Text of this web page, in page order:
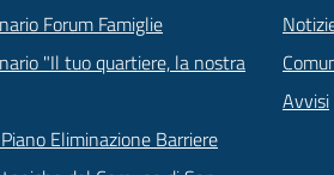
Forum Famiglie
"Il tuo quartiere, la nostra
Eliminazione Barriere
Avvisi